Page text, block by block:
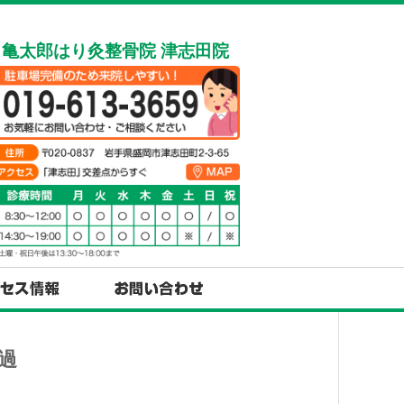
亀太郎はり灸整骨院 津志田院